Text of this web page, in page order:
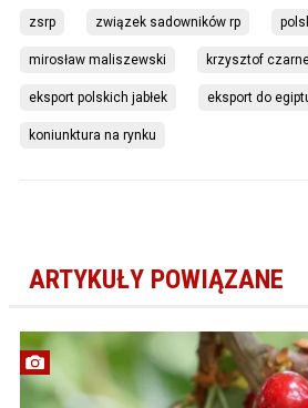
zsrp związek sadowników rp
mirosław maliszewski krzysztof
eksport polskich jabłek eksport do
koniunktura na rynku
ARTYKUŁY POWIĄZANE